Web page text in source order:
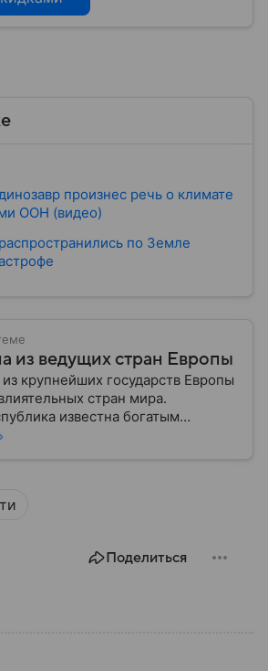
произнес речь о климате
ООН (видео)
по Земле
из ведущих стран Европы
крупнейших государств Европы
стран мира.
известна богатым
развитой экономикой,
Поделиться